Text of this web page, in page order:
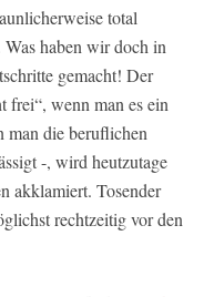
total
haben wir doch in
gemacht! Der
frei“, wenn man es ein
die beruflichen
-, wird heutzutage
akklamiert. Tosender
rechtzeitig vor den